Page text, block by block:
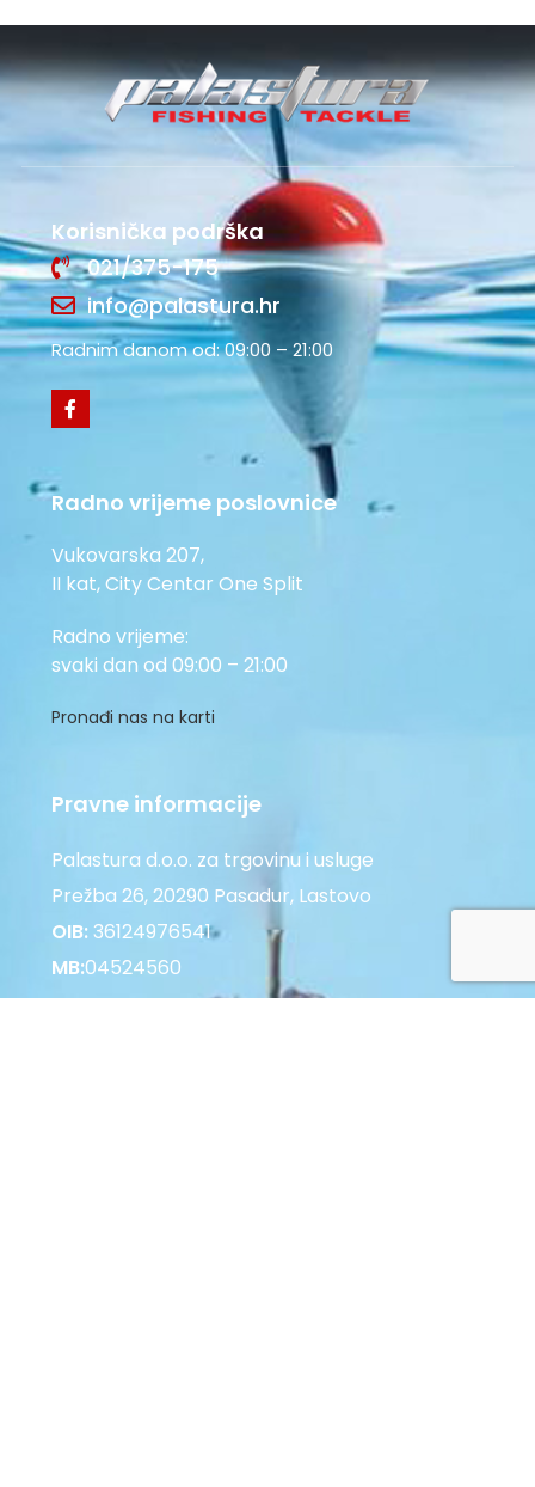
Korisnička podrška
021/375-175
info@palastura.hr
Radnim danom od: 09:00 – 21:00
Radno vrijeme poslovnice
Vukovarska 207,
II kat, City Centar One Split
Radno vrijeme:
svaki dan od 09:00 – 21:00
Pronađi nas na karti
Pravne informacije
Palastura d.o.o. za trgovinu i usluge
Prežba 26, 20290 Pasadur, Lastovo
OIB:36124976541
MB:04524560